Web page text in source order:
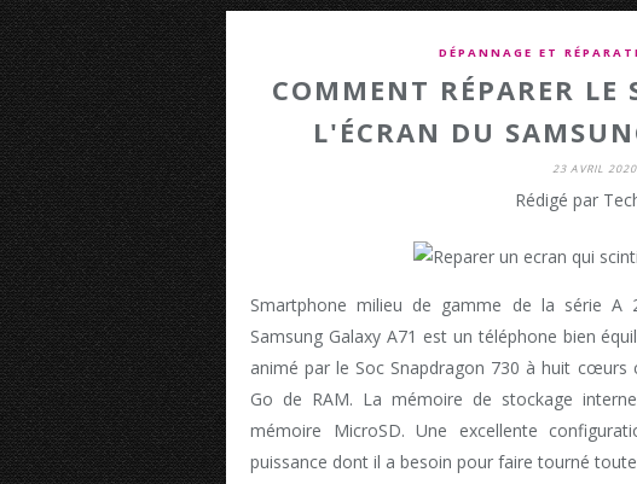
DÉPANNAGE ET
COMMENT RÉPARER LE
L'ÉCRAN DU
23 AVRIL 2020
Rédigé par
Smartphone milieu de gamme de la série A
Samsung Galaxy A71 est un téléphone bien
animé par le Soc Snapdragon 730 à huit cœurs
Go de RAM. La mémoire de stockage
mémoire MicroSD. Une excellente
puissance dont il a besoin pour faire tourné